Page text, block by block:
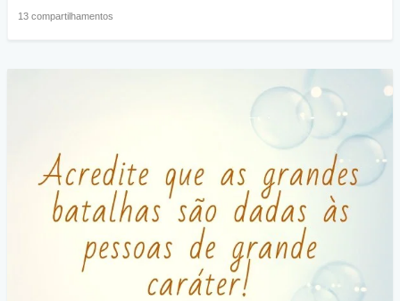
13 compartilhamentos